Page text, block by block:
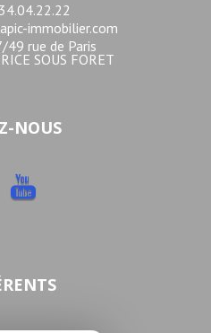
immobilier.com
49 rue de Paris
SOUS FORET
NOUS